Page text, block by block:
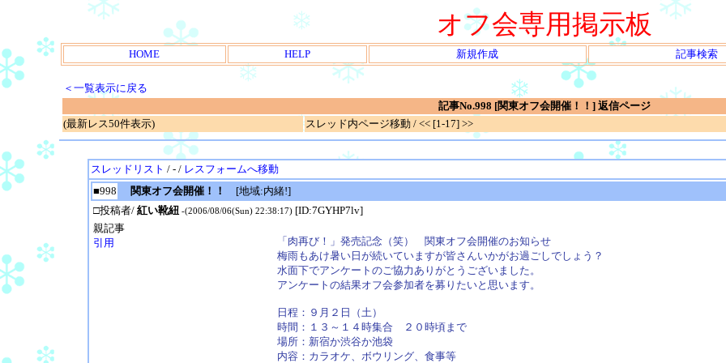
オフ会専用掲示板
HOME HELP 新規作成 記事検索
＜一覧表示に戻る
記事No.998 [関東オフ会開催！！] 返信ページ
(最新レス50件表示)
スレッド内ページ移動 / << [1-17] >>
スレッドリスト / - / レスフォームへ移動
■998
関東オフ会開催！！
[地域:内緒!]
□投稿者/ 紅い靴紐 -(2006/08/06(Sun) 22:38:17) [ID:7GYHP7lv]
親記事
引用
「肉再び！」発売記念（笑） 関東オフ会開催のお知らせ
梅雨もあけ暑い日が続いていますが皆さんいかがお過ごしでしょう？
水面下でアンケートのご協力ありがとうございました。
アンケートの結果オフ会参加者を募りたいと思います。
日程：９月２日（土）
時間：１３～１４時集合 ２０時頃まで
場所：新宿か渋谷か池袋
内容：カラオケ、ボウリング、食事等